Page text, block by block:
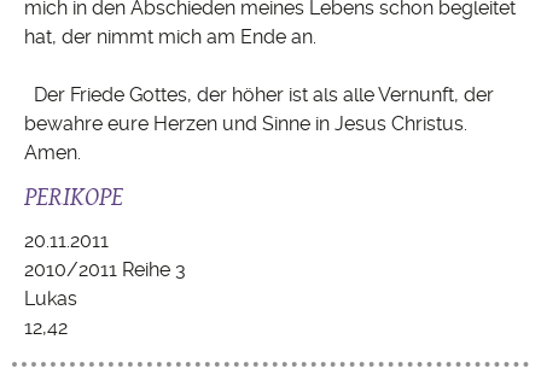
mich in den Abschieden meines Lebens schon begleitet
hat, der nimmt mich am Ende an.
Der Friede Gottes, der höher ist als alle Vernunft, der
bewahre eure Herzen und Sinne in Jesus Christus.
Amen.
PERIKOPE
20.11.2011
2010/2011 Reihe 3
Lukas
12,42